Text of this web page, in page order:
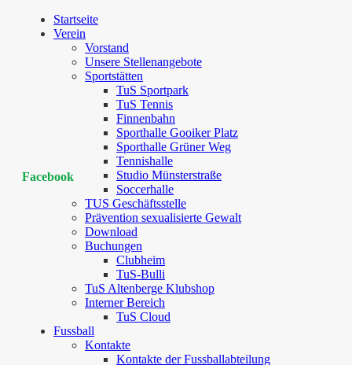
Startseite
Verein
Vorstand
Unsere Stellenangebote
Sportstätten
TuS Sportpark
TuS Tennis
Finnenbahn
Sporthalle Gooiker Platz
Sporthalle Grüner Weg
Tennishalle
Studio Münsterstraße
Soccerhalle
TUS Geschäftsstelle
Prävention sexualisierte Gewalt
Download
Buchungen
Clubheim
TuS-Bulli
TuS Altenberge Klubshop
Interner Bereich
TuS Cloud
Fussball
Kontakte
Kontakte der Fussballabteilung
Facebook